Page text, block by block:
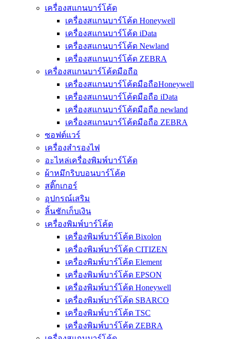
เครื่องสแกนบาร์โค้ด
เครื่องสแกนบาร์โค้ด Honeywell
เครื่องสแกนบาร์โค้ด iData
เครื่องสแกนบาร์โค้ด Newland
เครื่องสแกนบาร์โค้ด ZEBRA
เครื่องสแกนบาร์โค้ดมือถือ
เครื่องสแกนบาร์โค้ดมือถือHoneywell
เครื่องสแกนบาร์โค้ดมือถือ iData
เครื่องสแกนบาร์โค้ดมือถือ newland
เครื่องสแกนบาร์โค้ดมือถือ ZEBRA
ซอฟต์แวร์
เครื่องสำรองไฟ
อะไหล่เครื่องพิมพ์บาร์โค้ด
ผ้าหมึกริบบอนบาร์โค้ด
สติ๊กเกอร์
อุปกรณ์เสริม
ลิ้นชักเก็บเงิน
เครื่องพิมพ์บาร์โค้ด
เครื่องพิมพ์บาร์โค้ด Bixolon
เครื่องพิมพ์บาร์โค้ด CITIZEN
เครื่องพิมพ์บาร์โค้ด Element
เครื่องพิมพ์บาร์โค้ด EPSON
เครื่องพิมพ์บาร์โค้ด Honeywell
เครื่องพิมพ์บาร์โค้ด SBARCO
เครื่องพิมพ์บาร์โค้ด TSC
เครื่องพิมพ์บาร์โค้ด ZEBRA